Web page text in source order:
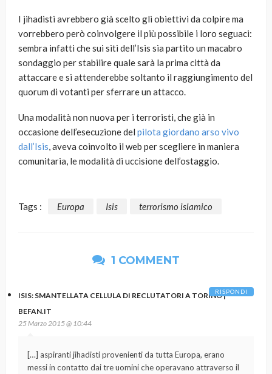
I jihadisti avrebbero già scelto gli obiettivi da colpire ma
vorrebbero però coinvolgere il più possibile i loro seguaci:
sembra infatti che sui siti dell’Isis sia partito un macabro
sondaggio per stabilire quale sarà la prima città da
attaccare e si attenderebbe soltanto il raggiungimento del
quorum di votanti per sferrare un attacco.
Una modalità non nuova per i terroristi, che già in
occasione dell’esecuzione del pilota giordano arso vivo
dall’Isis, aveva coinvolto il web per scegliere in maniera
comunitaria, le modalità di uccisione dell’ostaggio.
Tags : Europa Isis terrorismo islamico
1 COMMENT
ISIS: SMANTELLATA CELLULA DI RECLUTATORI A TORINO |
BEFAN.IT
25 Marzo 2015 @ 10:44
[…] aspiranti jihadisti provenienti da tutta Europa, erano
messi in contatto dai tre uomini che operavano attraverso il
RISPONDI